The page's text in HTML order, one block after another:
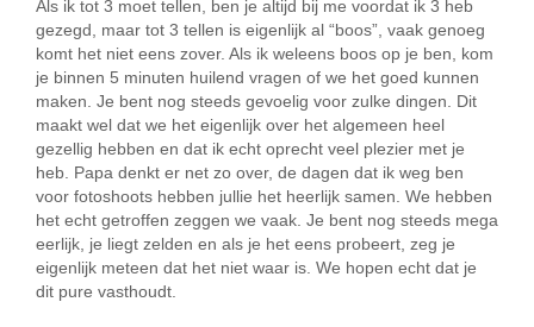
Als ik tot 3 moet tellen, ben je altijd bij me voordat ik 3 heb
gezegd, maar tot 3 tellen is eigenlijk al “boos”, vaak genoeg
komt het niet eens zover. Als ik weleens boos op je ben, kom
je binnen 5 minuten huilend vragen of we het goed kunnen
maken. Je bent nog steeds gevoelig voor zulke dingen. Dit
maakt wel dat we het eigenlijk over het algemeen heel
gezellig hebben en dat ik echt oprecht veel plezier met je
heb. Papa denkt er net zo over, de dagen dat ik weg ben
voor fotoshoots hebben jullie het heerlijk samen. We hebben
het echt getroffen zeggen we vaak. Je bent nog steeds mega
eerlijk, je liegt zelden en als je het eens probeert, zeg je
eigenlijk meteen dat het niet waar is. We hopen echt dat je
dit pure vasthoudt.